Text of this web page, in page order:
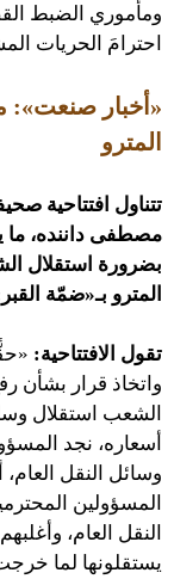
ومأموري الضبط
احترامَ الحريات
«أخبار صنعت»:
المترو
تتناول افتتاحية
مصطفى داننده، ما
بضرورة استقلال
المترو بـ«ضمّة
تقول الافتتاحية:
واتخاذ قرار بشأن
الشعب استقلال
أسعاره، نجد
وسائل النقل
المسؤولين
النقل العام،
يستقلونها لما